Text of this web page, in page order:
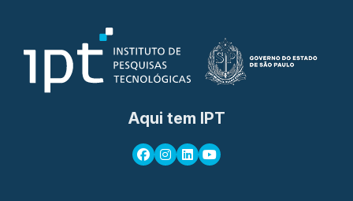
Aqui tem IPT